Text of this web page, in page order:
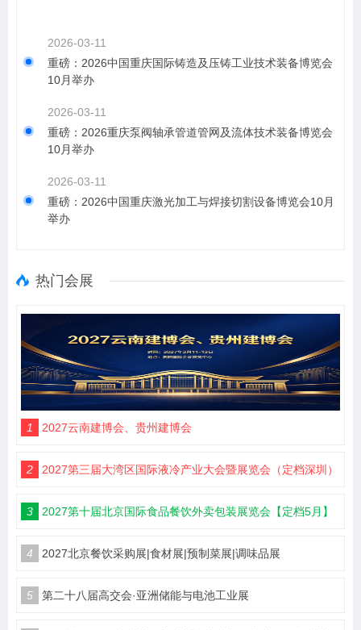
2026-03-11
重磅：2026中国重庆国际铸造及压铸工业技术装备博览会
10月举办
2026-03-11
重磅：2026重庆泵阀轴承管道管网及流体技术装备博览会
10月举办
2026-03-11
重磅：2026中国重庆激光加工与焊接切割设备博览会10月
举办
热门会展
1 2027云南建博会、贵州建博会
2 2027第三届大湾区国际液冷产业大会暨展览会（定档深圳）
3 2027第十届北京国际食品餐饮外卖包装展览会【定档5月】
4 2027北京餐饮采购展|食材展|预制菜展|调味品展
5 第二十八届高交会·亚洲储能与电池工业展